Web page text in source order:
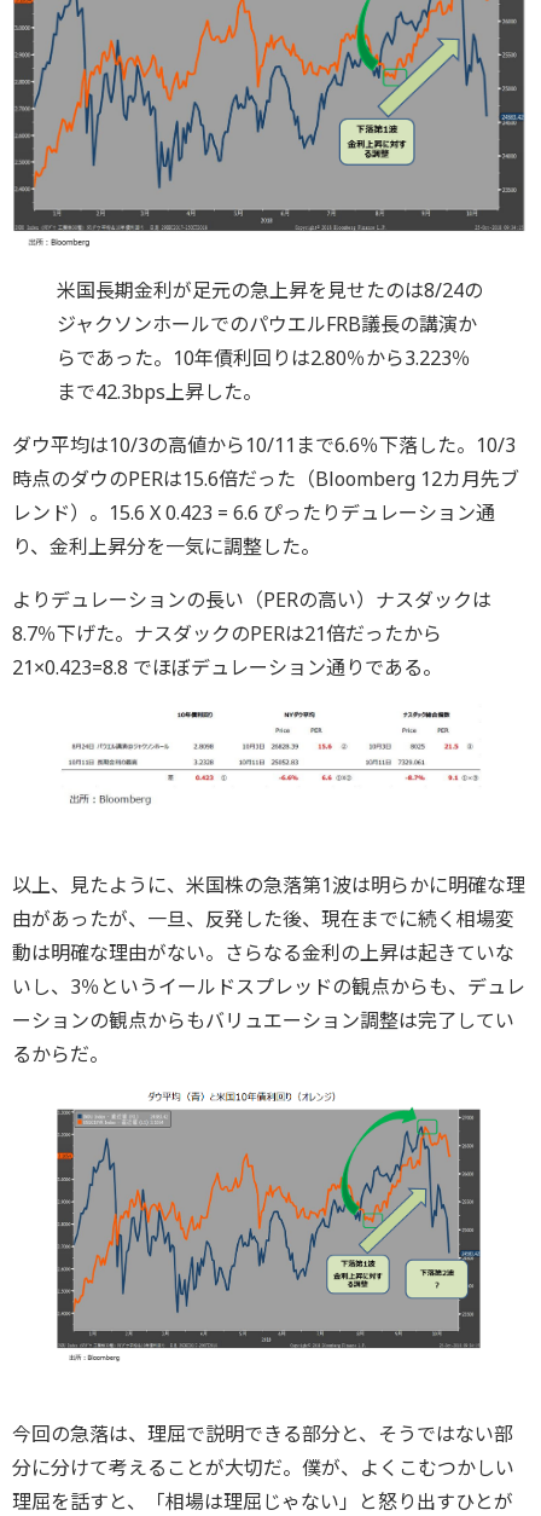
米国長期金利が足元の急上昇を見せたのは8/24の
ジャクソンホールでのパウエルFRB議長の講演か
らであった。10年債利回りは2.80％から3.223％
まで42.3bps上昇した。
ダウ平均は10/3の高値から10/11まで6.6％下落した。10/3
時点のダウのPERは15.6倍だった（Bloomberg 12カ月先ブ
レンド）。15.6 X 0.423 = 6.6 ぴったりデュレーション通
り、金利上昇分を一気に調整した。
よりデュレーションの長い（PERの高い）ナスダックは
8.7％下げた。ナスダックのPERは21倍だったから
21×0.423=8.8 でほぼデュレーション通りである。
以上、見たように、米国株の急落第1波は明らかに明確な理
由があったが、一旦、反発した後、現在までに続く相場変
動は明確な理由がない。さらなる金利の上昇は起きていな
いし、3％というイールドスプレッドの観点からも、デュレ
ーションの観点からもバリュエーション調整は完了してい
るからだ。
今回の急落は、理屈で説明できる部分と、そうではない部
分に分けて考えることが大切だ。僕が、よくこむつかしい
理屈を話すと、「相場は理屈じゃない」と怒り出すひとが